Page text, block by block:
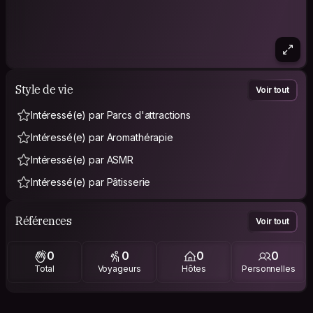
Style de vie Voir tout
Intéressé(e) par Parcs d'attractions
Intéressé(e) par Aromathérapie
Intéressé(e) par ASMR
Intéressé(e) par Pâtisserie
Références Voir tout
0
Total
0
Voyageurs
0
Hôtes
0
Personnelles